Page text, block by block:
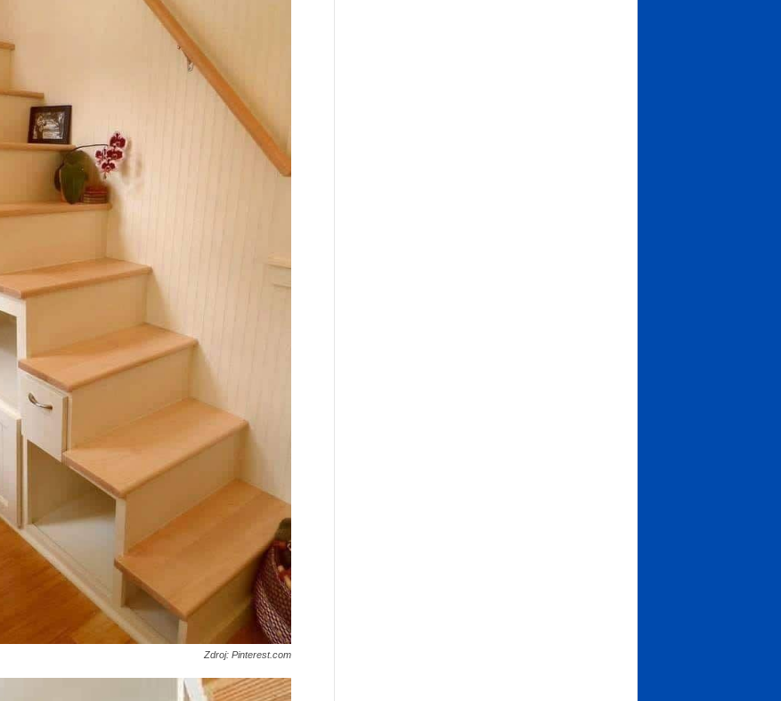
Zdroj: Pinterest.com